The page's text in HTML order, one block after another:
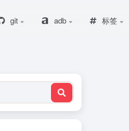
git adb 标签